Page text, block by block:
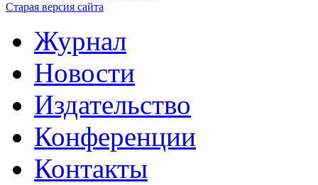
Старая версия сайта
Журнал
Новости
Издательство
Конференции
Контакты